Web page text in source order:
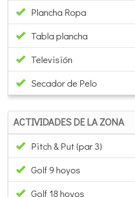
Plancha Ropa
Tabla plancha
Televisión
Secador de Pelo
ACTIVIDADES DE LA ZONA
Pitch & Put (par 3)
Golf 9 hoyos
Golf 18 hoyos